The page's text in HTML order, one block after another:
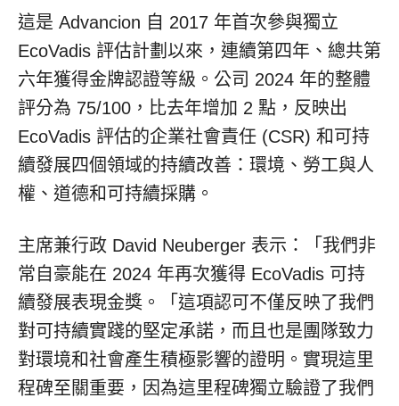
這是 Advancion 自 2017 年首次參與獨立
EcoVadis 評估計劃以來，連續第四年、總共第
六年獲得金牌認證等級。公司 2024 年的整體
評分為 75/100，比去年增加 2 點，反映出
EcoVadis 評估的企業社會責任 (CSR) 和可持
續發展四個領域的持續改善：環境、勞工與人
權、道德和可持續採購。
主席兼行政 David Neuberger 表示：「我們非
常自豪能在 2024 年再次獲得 EcoVadis 可持
續發展表現金獎。「這項認可不僅反映了我們
對可持續實踐的堅定承諾，而且也是團隊致力
對環境和社會產生積極影響的證明。實現這里
程碑至關重要，因為這里程碑獨立驗證了我們